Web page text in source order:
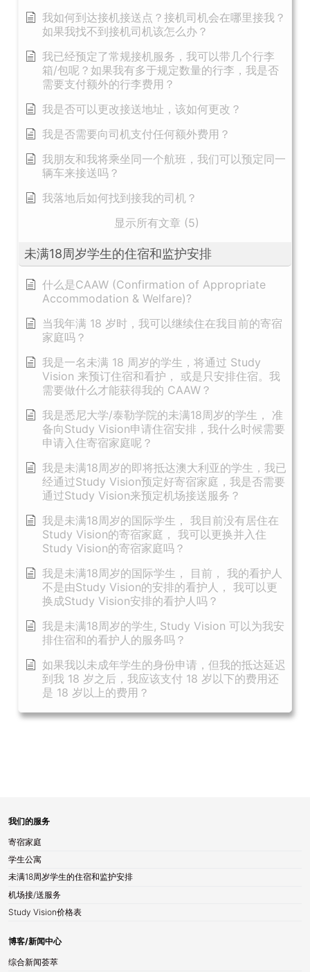
我如何到达接机接送点？接机司机会在哪里接我？
如果我找不到接机司机该怎么办？
我已经预定了常规接机服务，我可以带几个行李
箱/包呢？如果我有多于规定数量的行李，我是否
需要支付额外的行李费用？
我是否可以更改接送地址，该如何更改？
我是否需要向司机支付任何额外费用？
我朋友和我将乘坐同一个航班，我们可以预定同一
辆车来接送吗？
我落地后如何找到接我的司机？
显示所有文章 (5)
未满18周岁学生的住宿和监护安排
什么是CAAW (Confirmation of Appropriate
Accommodation & Welfare)?
当我年满 18 岁时，我可以继续住在我目前的寄宿
家庭吗？
我是一名未满 18 周岁的学生，将通过 Study
Vision 来预订住宿和看护， 或是只安排住宿。我
需要做什么才能获得我的 CAAW？
我是悉尼大学/泰勒学院的未满18周岁的学生， 准
备向Study Vision申请住宿安排，我什么时候需要
申请入住寄宿家庭呢？
我是未满18周岁的即将抵达澳大利亚的学生，我已
经通过Study Vision预定好寄宿家庭，我是否需要
通过Study Vision来预定机场接送服务？
我是未满18周岁的国际学生， 我目前没有居住在
Study Vision的寄宿家庭， 我可以更换并入住
Study Vision的寄宿家庭吗？
我是未满18周岁的国际学生， 目前， 我的看护人
不是由Study Vision的安排的看护人， 我可以更
换成Study Vision安排的看护人吗？
我是未满18周岁的学生, Study Vision 可以为我安
排住宿和的看护人的服务吗？
如果我以未成年学生的身份申请，但我的抵达延迟
到我 18 岁之后，我应该支付 18 岁以下的费用还
是 18 岁以上的费用？
我们的服务
寄宿家庭
学生公寓
未满18周岁学生的住宿和监护安排
机场接/送服务
Study Vision价格表
博客/新闻中心
综合新闻荟萃